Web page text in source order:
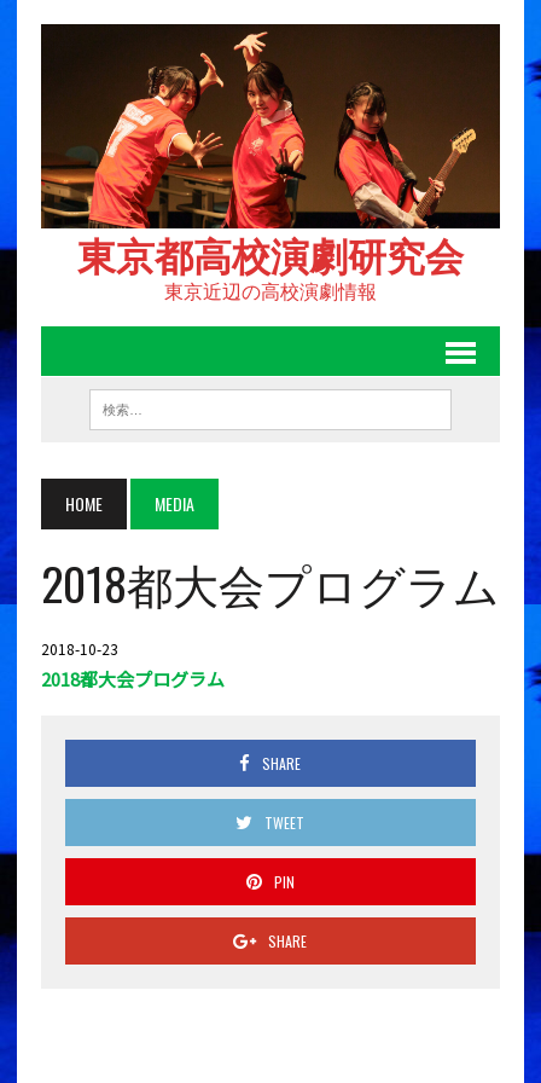
東京都高校演劇研究会
東京近辺の高校演劇情報
HOME MEDIA
2018都大会プログラム
2018-10-23
2018都大会プログラム
SHARE
TWEET
PIN
SHARE